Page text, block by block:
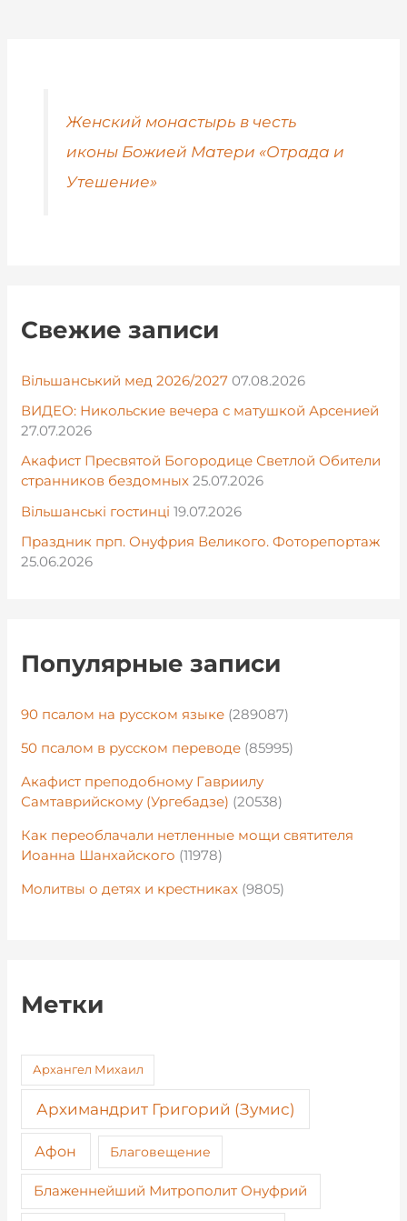
Женский монастырь в честь
иконы Божией Матери «Отрада и
Утешение»
Свежие записи
Вільшанський мед 2026/2027 07.08.2026
ВИДЕО: Никольские вечера с матушкой Арсенией
27.07.2026
Акафист Пресвятой Богородице Светлой Обители
странников бездомных 25.07.2026
Вільшанські гостинці 19.07.2026
Праздник прп. Онуфрия Великого. Фоторепортаж
25.06.2026
Популярные записи
90 псалом на русском языке (289087)
50 псалом в русском переводе (85995)
Акафист преподобному Гавриилу
Самтаврийскому (Ургебадзе) (20538)
Как переоблачали нетленные мощи святителя
Иоанна Шанхайского (11978)
Молитвы о детях и крестниках (9805)
Метки
Архангел Михаил
Архимандрит Григорий (Зумис)
Афон Благовещение
Блаженнейший Митрополит Онуфрий